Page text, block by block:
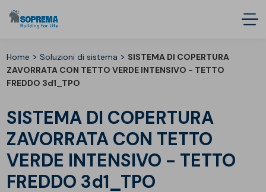
Home >Soluzioni di sistema > SISTEMA DI COPERTURA
ZAVORRATA CON TETTO VERDE INTENSIVO - TETTO
FREDDO 3d1_TPO
SISTEMA DI COPERTURA
ZAVORRATA CON TETTO
VERDE INTENSIVO - TETTO
FREDDO 3d1_TPO